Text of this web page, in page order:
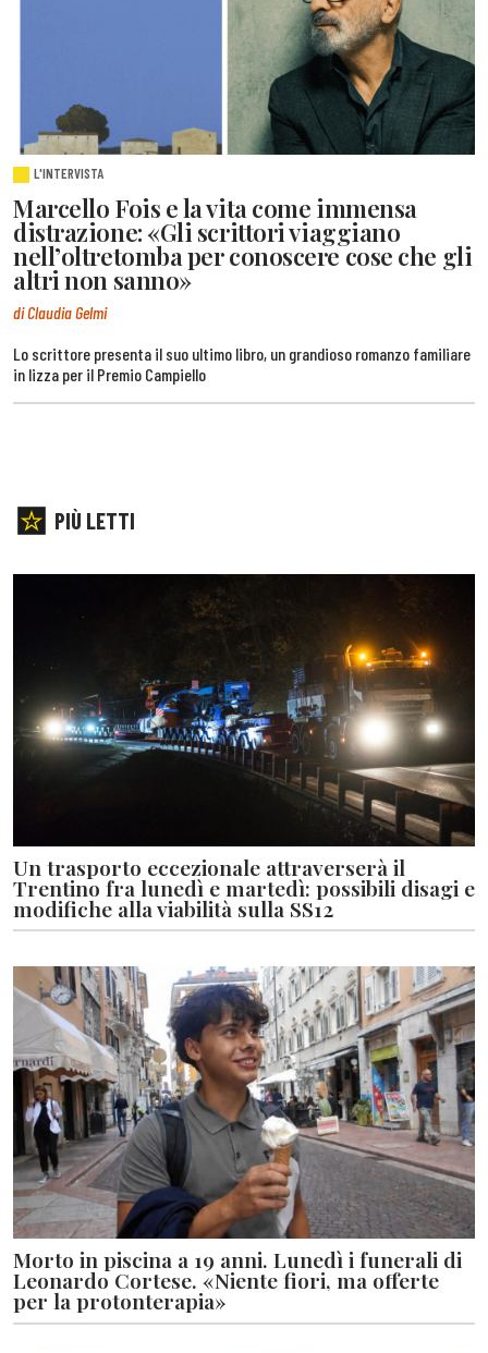
L'INTERVISTA
Marcello Fois e la vita come immensa
distrazione: «Gli scrittori viaggiano
nell’oltretomba per conoscere cose che gli
altri non sanno»
di Claudia Gelmi
Lo scrittore presenta il suo ultimo libro, un grandioso romanzo familiare
in lizza per il Premio Campiello
PIÙ LETTI
Un trasporto eccezionale attraverserà il
Trentino fra lunedì e martedì: possibili disagi e
modifiche alla viabilità sulla SS12
Morto in piscina a 19 anni. Lunedì i funerali di
Leonardo Cortese. «Niente fiori, ma offerte
per la protonterapia»